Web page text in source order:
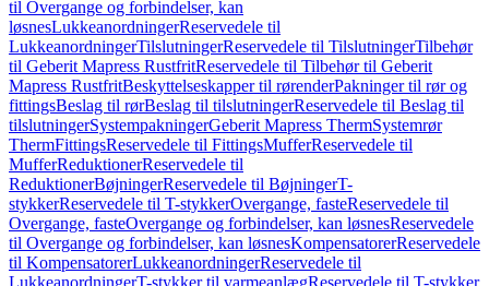
til Overgange og forbindelser, kan
løsnesLukkeanordningerReservedele til
LukkeanordningerTilslutningerReservedele til TilslutningerTilbehør
til Geberit Mapress RustfritReservedele til Tilbehør til Geberit
Mapress RustfritBeskyttelseskapper til rørenderPakninger til rør og
fittingsBeslag til rørBeslag til tilslutningerReservedele til Beslag til
tilslutningerSystempakningerGeberit Mapress ThermSystemrør
ThermFittingsReservedele til FittingsMufferReservedele til
MufferReduktionerReservedele til
ReduktionerBøjningerReservedele til BøjningerT-
stykkerReservedele til T-stykkerOvergange, fasteReservedele til
Overgange, fasteOvergange og forbindelser, kan løsnesReservedele
til Overgange og forbindelser, kan løsnesKompensatorerReservedele
til KompensatorerLukkeanordningerReservedele til
LukkeanordningerT-stykker til varmeanlægReservedele til T-stykker